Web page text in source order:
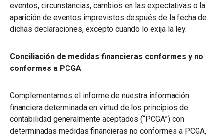
eventos, circunstancias, cambios en las expectativas o la
aparición de eventos imprevistos después de la fecha de
dichas declaraciones, excepto cuando lo exija la ley.
Conciliación de medidas financieras conformes y no
conformes a PCGA
Complementamos el informe de nuestra información
financiera determinada en virtud de los principios de
contabilidad generalmente aceptados (“PCGA”) con
determinadas medidas financieras no conformes a PCGA,